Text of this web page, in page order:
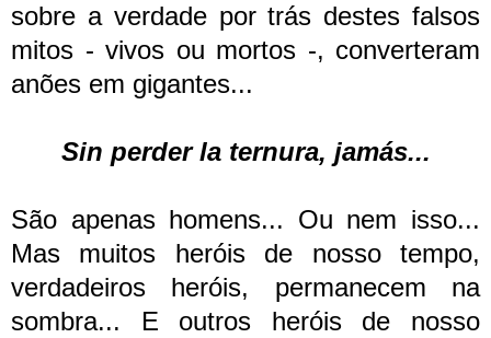
sobre a verdade por trás destes falsos
mitos - vivos ou mortos -, converteram
anões em gigantes...
Sin perder la ternura, jamás...
São apenas homens... Ou nem isso...
Mas muitos heróis de nosso tempo,
verdadeiros heróis, permanecem na
sombra... E outros heróis de nosso